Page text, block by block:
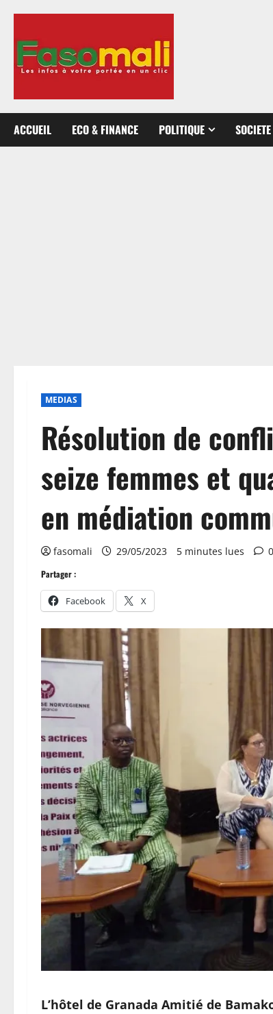
contenu
ACCUEIL ECO & FINANCE POLITIQUE SOCIETE
MEDIAS
Résolution de
seize femmes et
en médiation
fasomali 29/05/2023 5 minutes lues 0
Partager :
Facebook X
L’hôtel de Granada Amitié de